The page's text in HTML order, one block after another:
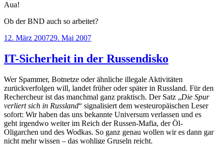
Aua!
Ob der BND auch so arbeitet?
Veröffentlicht
12. März 200729. Mai 2007
IT-Sicherheit in der Russendisko
Wer Spammer, Botnetze oder ähnliche illegale Aktivitäten
zurückverfolgen will, landet früher oder später in Russland. Für den
Rechercheur ist das manchmal ganz praktisch. Der Satz „Die Spur
verliert sich in Russland“ signalisiert dem westeuropäischen Leser
sofort: Wir haben das uns bekannte Universum verlassen und es
geht irgendwo weiter im Reich der Russen-Mafia, der Öl-
Oligarchen und des Wodkas. So ganz genau wollen wir es dann gar
nicht mehr wissen – das wohlige Gruseln reicht.